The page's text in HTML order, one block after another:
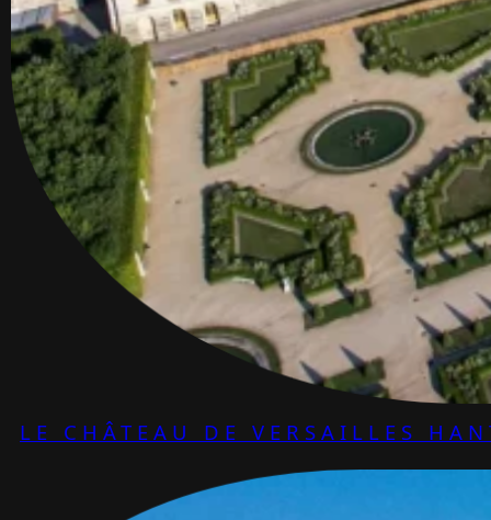
LE CHÂTEAU DE VERSAILLES